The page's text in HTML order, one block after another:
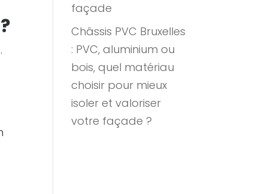
façade
Châssis PVC Bruxelles
: PVC, aluminium ou
bois, quel matériau
choisir pour mieux
isoler et valoriser
votre façade ?